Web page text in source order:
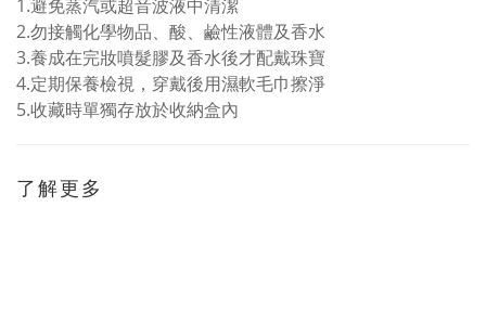
1.避免蒸汽或超音波液中清潔
2.勿接觸化學物品、酸、鹼性液體及香水
3.養成在完妝噴髮膠及香水後才配戴珠寶
4.定期保養檢視，穿戴後用濕軟毛巾擦淨
5.收藏時單獨存放於收納盒內
了解更多